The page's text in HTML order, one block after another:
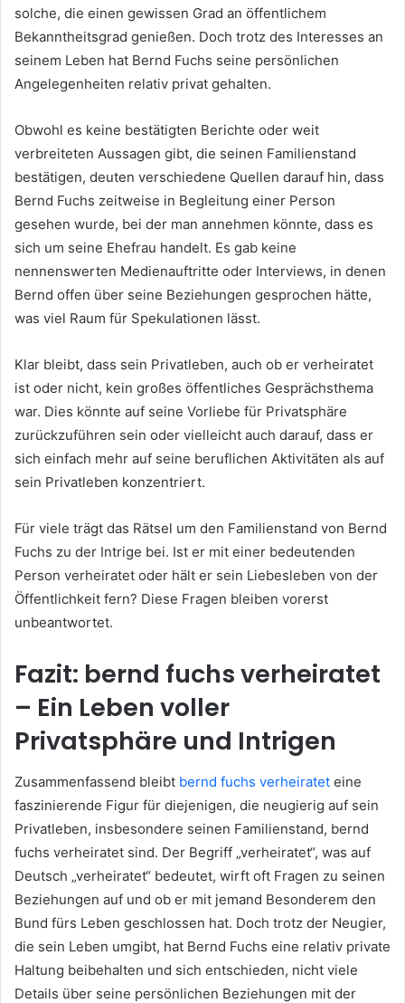
solche, die einen gewissen Grad an öffentlichem
Bekanntheitsgrad genießen. Doch trotz des Interesses an
seinem Leben hat Bernd Fuchs seine persönlichen
Angelegenheiten relativ privat gehalten.
Obwohl es keine bestätigten Berichte oder weit
verbreiteten Aussagen gibt, die seinen Familienstand
bestätigen, deuten verschiedene Quellen darauf hin, dass
Bernd Fuchs zeitweise in Begleitung einer Person
gesehen wurde, bei der man annehmen könnte, dass es
sich um seine Ehefrau handelt. Es gab keine
nennenswerten Medienauftritte oder Interviews, in denen
Bernd offen über seine Beziehungen gesprochen hätte,
was viel Raum für Spekulationen lässt.
Klar bleibt, dass sein Privatleben, auch ob er verheiratet
ist oder nicht, kein großes öffentliches Gesprächsthema
war. Dies könnte auf seine Vorliebe für Privatsphäre
zurückzuführen sein oder vielleicht auch darauf, dass er
sich einfach mehr auf seine beruflichen Aktivitäten als auf
sein Privatleben konzentriert.
Für viele trägt das Rätsel um den Familienstand von Bernd
Fuchs zu der Intrige bei. Ist er mit einer bedeutenden
Person verheiratet oder hält er sein Liebesleben von der
Öffentlichkeit fern? Diese Fragen bleiben vorerst
unbeantwortet.
Fazit: bernd fuchs verheiratet
– Ein Leben voller
Privatsphäre und Intrigen
Zusammenfassend bleibt bernd fuchs verheiratet eine
faszinierende Figur für diejenigen, die neugierig auf sein
Privatleben, insbesondere seinen Familienstand, bernd
fuchs verheiratet sind. Der Begriff „verheiratet“, was auf
Deutsch „verheiratet“ bedeutet, wirft oft Fragen zu seinen
Beziehungen auf und ob er mit jemand Besonderem den
Bund fürs Leben geschlossen hat. Doch trotz der Neugier,
die sein Leben umgibt, hat Bernd Fuchs eine relativ private
Haltung beibehalten und sich entschieden, nicht viele
Details über seine persönlichen Beziehungen mit der